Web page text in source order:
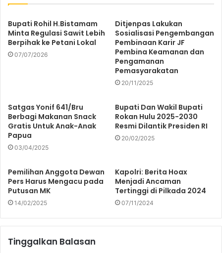
Bupati Rohil H.Bistamam
Minta Regulasi Sawit Lebih
Berpihak ke Petani Lokal
07/07/2026
Ditjenpas Lakukan
Sosialisasi Pengembangan
Pembinaan Karir JF
Pembina Keamanan dan
Pengamanan
Pemasyarakatan
20/11/2025
Satgas Yonif 641/Bru
Berbagi Makanan Snack
Gratis Untuk Anak-Anak
Papua
03/04/2025
Bupati Dan Wakil Bupati
Rokan Hulu 2025-2030
Resmi Dilantik Presiden RI
20/02/2025
Pemilihan Anggota Dewan
Pers Harus Mengacu pada
Putusan MK
14/02/2025
Kapolri: Berita Hoax
Menjadi Ancaman
Tertinggi di Pilkada 2024
07/11/2024
Tinggalkan Balasan